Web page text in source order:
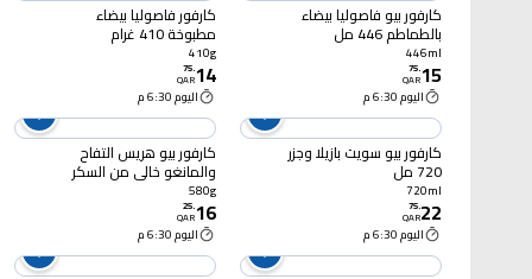
كارفور بيو فاصوليا بيضاء
بالطماطم 446 مل
446ml
15
.
75
QAR
اليوم 6:30 م
كارفور فاصوليا بيضاء
مطبوخة 410 غرام
410g
14
.
75
QAR
اليوم 6:30 م
كارفور بيو سويت بازيلا وجزر
720 مل
720ml
22
.
75
QAR
اليوم 6:30 م
كارفور بيو هريس التفاح
والمانغو خالي من السكر
المضاف 580 غرام
580g
16
.
25
QAR
اليوم 6:30 م